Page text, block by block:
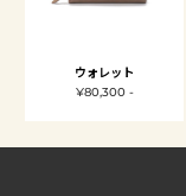
ウォレット
¥80,300 -